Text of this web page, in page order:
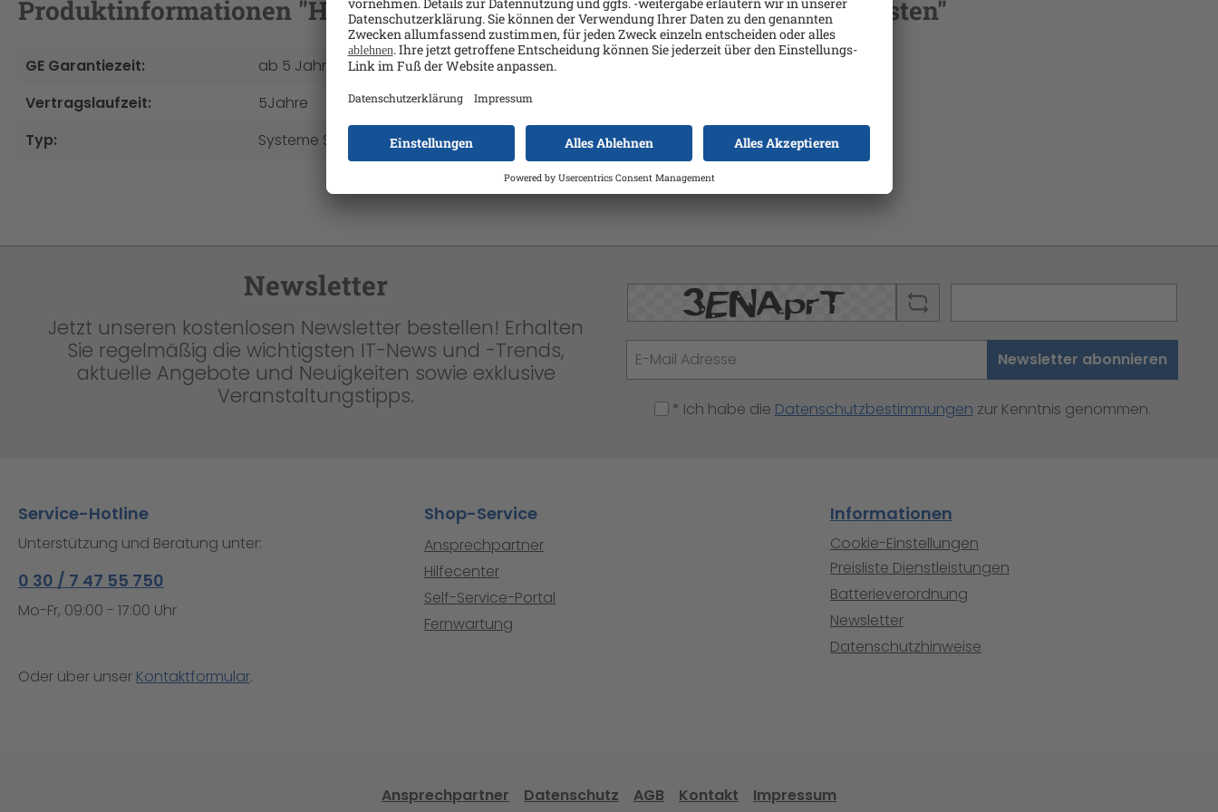
Produktinformationen "HP 5 Jahre Care Pack, Vor-Ort Support am nächsten"
GE Garantiezeit:
ab 5 Jahre
Vertragslaufzeit:
5Jahre
Typ:
Systeme Service & Support
Newsletter
Jetzt unseren kostenlosen Newsletter bestellen! Erhalten
Sie regelmäßig die wichtigsten IT-News und -Trends,
aktuelle Angebote und Neuigkeiten sowie exklusive
Veranstaltungstipps.
Newsletter abonnieren
* Ich habe die Datenschutzbestimmungen zur Kenntnis genommen.
Service-Hotline
Unterstützung und Beratung unter:
0 30 / 7 47 55 750
Mo-Fr, 09:00 - 17:00 Uhr
Oder über unser Kontaktformular.
Shop-Service
Ansprechpartner
Hilfecenter
Self-Service-Portal
Fernwartung
Informationen
Cookie-Einstellungen
Preisliste Dienstleistungen
Batterieverordnung
Newsletter
Datenschutzhinweise
Ansprechpartner Datenschutz AGB Kontakt Impressum